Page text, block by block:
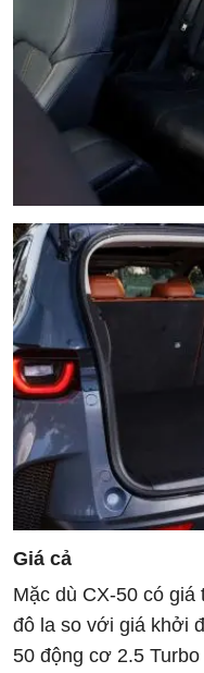
Giá cả
Mặc dù CX-50 có
đô la so với giá khởi
50 động cơ 2.5